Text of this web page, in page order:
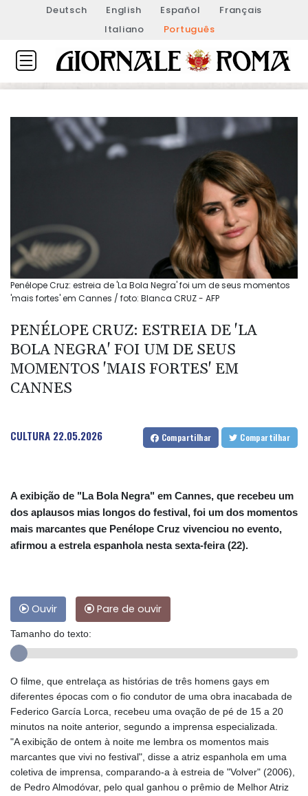
Deutsch English Español
Français
Italiano
Português
Penélope Cruz: estreia de 'La Bola Negra' foi um de seus momentos
'mais fortes' em Cannes / foto: Blanca CRUZ - AFP
PENÉLOPE CRUZ: ESTREIA DE 'LA
BOLA NEGRA' FOI UM DE SEUS
MOMENTOS 'MAIS FORTES' EM
CANNES
CULTURA 22.05.2026 Compartilhar Compartilhar
A exibição de "La Bola Negra" em Cannes, que recebeu um
dos aplausos mias longos do festival, foi um dos momentos
mais marcantes que Penélope Cruz vivenciou no evento,
afirmou a estrela espanhola nesta sexta-feira (22).
Ouvir Pare de ouvir
Tamanho do texto:
O filme, que entrelaça as histórias de três homens gays em
diferentes épocas com o fio condutor de uma obra inacabada de
Federico García Lorca, recebeu uma ovação de pé de 15 a 20
minutos na noite anterior, segundo a imprensa especializada.
"A exibição de ontem à noite me lembra os momentos mais
marcantes que vivi no festival", disse a atriz espanhola em uma
coletiva de imprensa, comparando-a à estreia de "Volver" (2006),
de Pedro Almodóvar, pelo qual ganhou o prêmio de Melhor Atriz